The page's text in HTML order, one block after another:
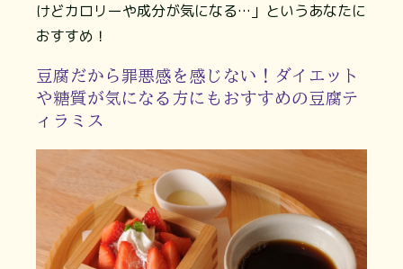
けどカロリーや成分が気になる…」というあなたに
おすすめ！
豆腐だから罪悪感を感じない！ダイエット
や糖質が気になる方にもおすすめの豆腐テ
ィラミス